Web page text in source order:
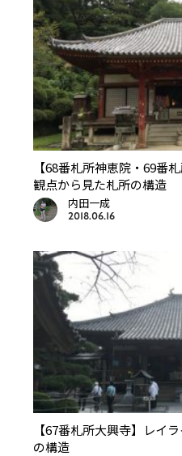
【68番札所神恵院・69番
観点から見た札所の構造
内田一成
2018.06.16
【67番札所大興寺】レイ
の構造